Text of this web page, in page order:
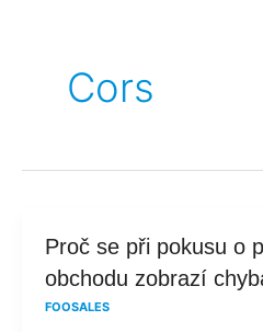
Cors
Proč se při pokusu o
obchodu zobrazí
FOOSALES
Proč
se